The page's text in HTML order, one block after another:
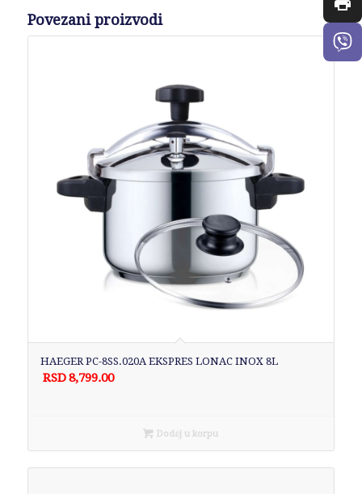
Povezani proizvodi
HAEGER PC-8SS.020A EKSPRES LONAC INOX 8L
RSD8,799.00
Dodaj u korpu